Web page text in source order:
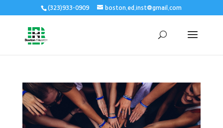
(323)933-0909 boston.ed.inst@gmail.com